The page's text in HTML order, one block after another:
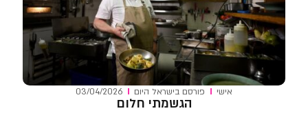
אישי פורסם בישראל היום 03/04/2026
הגשמתי חלום